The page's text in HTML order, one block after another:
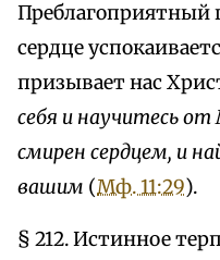
Преблагоприятный
сердце
призывает нас
себя и научитесь
смирен сердцем, и
вашим (Мф. 11:29).
§ 212. Истинное